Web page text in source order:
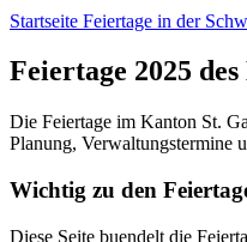
Startseite Feiertage in der
Feiertage 2025
Die Feiertage im Kanton St.
Planung, Verwaltungstermine
Wichtig zu den
Diese Seite buendelt die